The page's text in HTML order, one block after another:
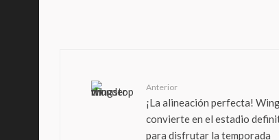
Anterior
¡La alineación perfecta!
convierte en el estadio
para disfrutar la temporada